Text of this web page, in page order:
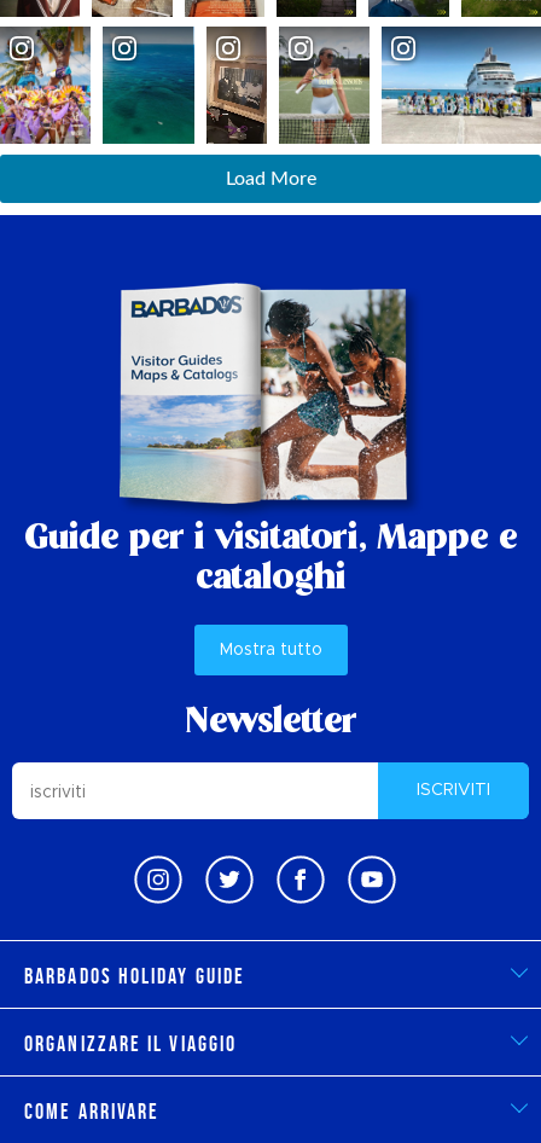
Load More
Guide per i visitatori, Mappe e
cataloghi
Mostra tutto
Newsletter
ISCRIVITI
Barbados Holiday Guide
Organizzare il viaggio
Come arrivare